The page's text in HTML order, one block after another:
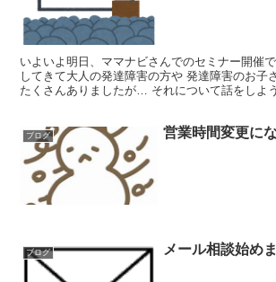
いよいよ明日、ママナビさんでのセミナー開催
してきて大人の発達障害の方や 発達障害のお子
たくさんありましたが… それについて話をしよ
ブログ 営業時間変更に
ブログ メール相談始め